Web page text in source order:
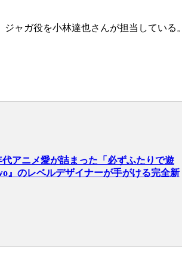
ャガ役を小林達也さんが担当している。
アニメ愛が詰まった「必ずふたりで遊
』のレベルデザイナーが手がける完全新